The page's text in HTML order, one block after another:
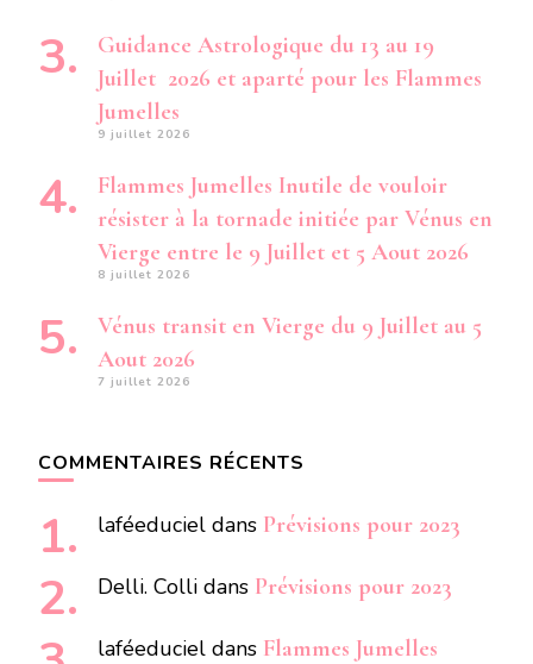
Guidance Astrologique du 13 au 19
Juillet 2026 et aparté pour les Flammes
Jumelles
9 juillet 2026
Flammes Jumelles Inutile de vouloir
résister à la tornade initiée par Vénus en
Vierge entre le 9 Juillet et 5 Aout 2026
8 juillet 2026
Vénus transit en Vierge du 9 Juillet au 5
Aout 2026
7 juillet 2026
COMMENTAIRES RÉCENTS
laféeduciel dans Prévisions pour 2023
Delli. Colli dans Prévisions pour 2023
laféeduciel dans Flammes Jumelles